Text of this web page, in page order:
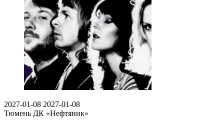
2027-01-08 2027-01-08
Тюмень ДК «Нефтяник»